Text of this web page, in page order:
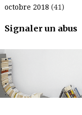
octobre 2018 (41)
Signaler un abus
.
.
.
.